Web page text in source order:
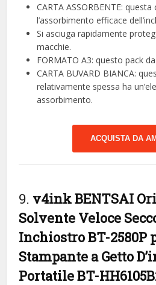
CARTA ASSORBENTE:
l’assorbimento efficace
Si asciuga rapidamente
macchie.
FORMATO A3: questo pack
CARTA BUVARD BIANCA:
relativamente spessa ha
assorbimento.
ACQUISTA DA
9. v4ink BENTSAI
Solvente Veloce
Inchiostro BT-2580P
Stampante a Getto
Portatile BT-